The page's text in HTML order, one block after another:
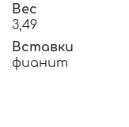
Вес
3,49
Вставки
фианит